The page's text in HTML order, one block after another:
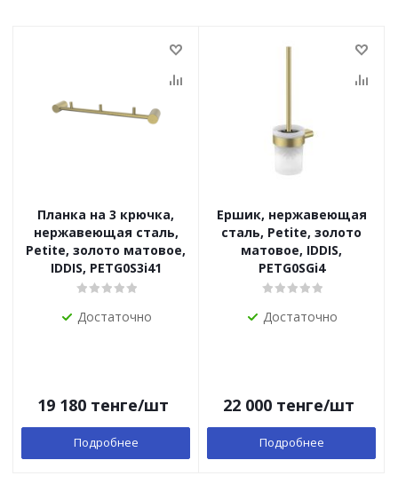
Планка на 3 крючка,
нержавеющая сталь,
Petite, золото матовое,
IDDIS, PETG0S3i41
Достаточно
19 180тенге/шт
Подробнее
Ершик, нержавеющая
сталь, Petite, золото
матовое, IDDIS,
PETG0SGi4
Достаточно
22 000тенге/шт
Подробнее